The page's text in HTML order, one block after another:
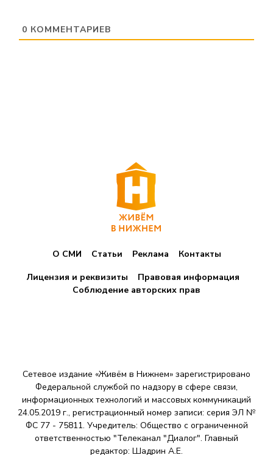
0 КОММЕНТАРИЕВ
О СМИ Статьи Реклама
Контакты
Лицензия и реквизиты
Правовая информация
Соблюдение авторских прав
Сетевое издание «Живём в Нижнем» зарегистрировано
Федеральной службой по надзору в сфере связи,
информационных технологий и массовых коммуникаций
24.05.2019 г., регистрационный номер записи: серия ЭЛ №
ФС 77 - 75811. Учредитель: Общество с ограниченной
ответственностью "Телеканал "Диалог". Главный
редактор: Шадрин A.E.